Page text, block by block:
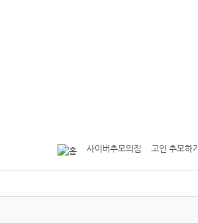
사이버추모의집 고인 추모하기